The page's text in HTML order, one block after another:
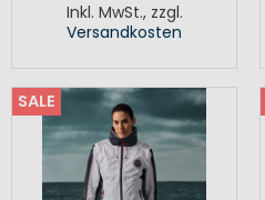
Inkl. MwSt., zzgl.
Versandkosten
SALE